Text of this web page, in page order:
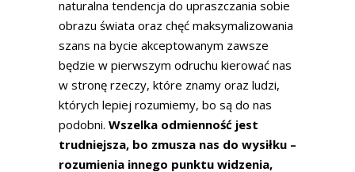
naturalna tendencja do upraszczania sobie
obrazu świata oraz chęć maksymalizowania
szans na bycie akceptowanym zawsze
będzie w pierwszym odruchu kierować nas
w stronę rzeczy, które znamy oraz ludzi,
których lepiej rozumiemy, bo są do nas
podobni. Wszelka odmienność jest
trudniejsza, bo zmusza nas do wysiłku –
rozumienia innego punktu widzenia,